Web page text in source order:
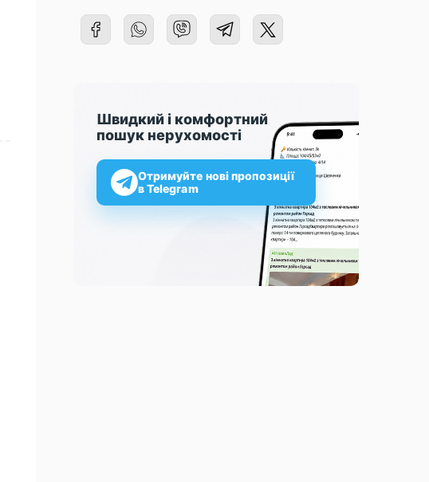
Швидкий і комфортний
пошук нерухомості
Отримуйте нові пропозиції
в Telegram